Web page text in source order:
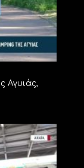
Αγυιάς,